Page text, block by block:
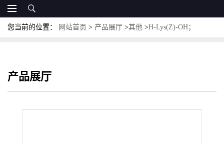
您当前的位置： 网站首页 > 产品展厅 >其他 >H-Lys(Z)-OH；
产品展厅